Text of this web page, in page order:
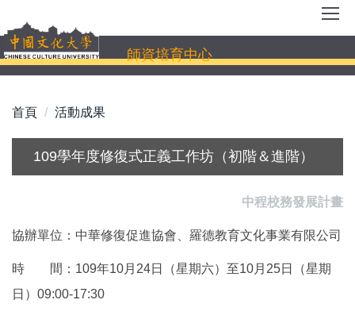
到
主
要
容
師資培育中心
首頁 活動成果
109學年度修復式正義工作坊（初階＆進階）
中程校務發展計畫
協辦單位：中華修復促進協會、羅德教育文化事業有限公司
時 間：109年10月24日（星期六）至10月25日（星期
日）09:00-17:30